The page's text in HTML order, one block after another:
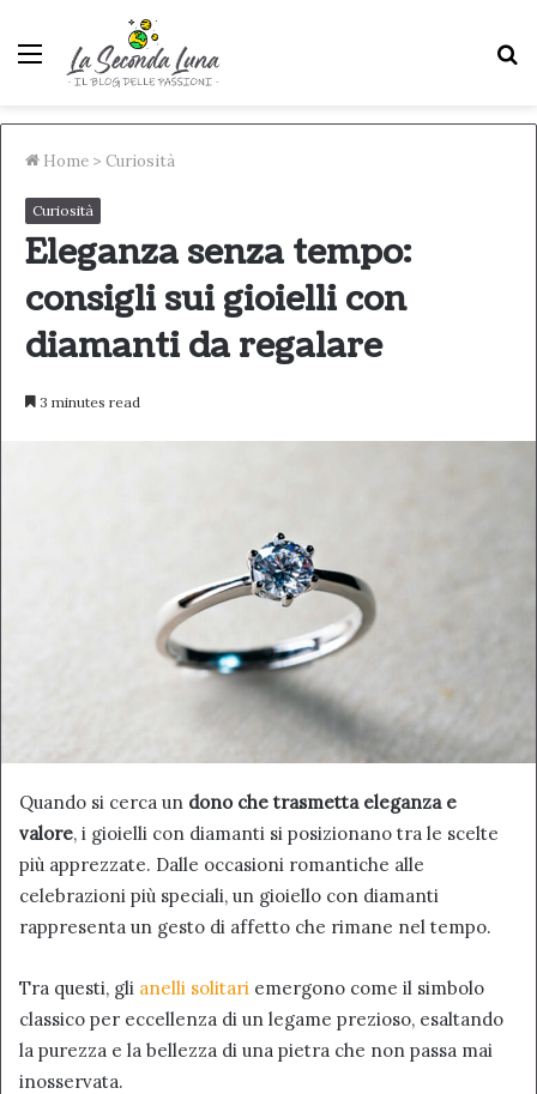
Menu
Home > Curiosità
Curiosità
Eleganza senza tempo:
consigli sui gioielli con
diamanti da regalare
3 minutes read
Quando si cerca un dono che trasmetta eleganza e
valore, i gioielli con diamanti si posizionano tra le scelte
più apprezzate. Dalle occasioni romantiche alle
celebrazioni più speciali, un gioiello con diamanti
rappresenta un gesto di affetto che rimane nel tempo.
Tra questi, gli anelli solitari emergono come il simbolo
classico per eccellenza di un legame prezioso, esaltando
la purezza e la bellezza di una pietra che non passa mai
inosservata.